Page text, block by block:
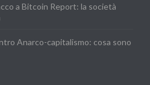
a Bitcoin Report: la società
Anarco-capitalismo: cosa sono